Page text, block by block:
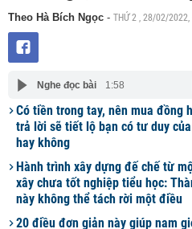
Theo Hà Bích Ngọc - THỨ 2 , 28/02/
Nghe đọc bài 1:58
Có tiền trong tay, nên mua đồng
trả lời sẽ tiết lộ bạn có tư duy
hay không
Hành trình xây dựng đế chế từ
xây chưa tốt nghiệp tiểu học:
này không thể tách rời một điều
20 điều đơn giản này giúp nam